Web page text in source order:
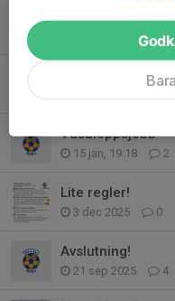
Anteckningar
27 apr, 15:24 0
Träning på Öna IP
Vasaloppsjobb
15 jan, 19:18 2
Lite regler!
3 dec 2025 0
Avslutning!
21 sep 2025 4